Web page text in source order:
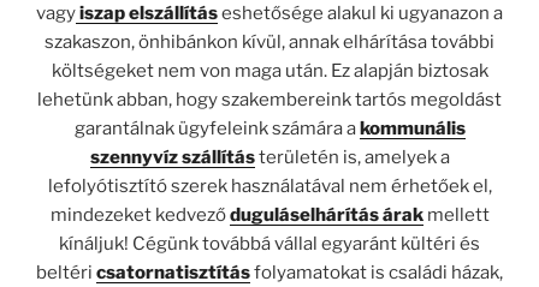
vagyiszap elszállításeshetősége alakul ki ugyanazon a
szakaszon, önhibánkon kívül, annak elhárítása további
költségeket nem von maga után. Ez alapján biztosak
lehetünk abban, hogy szakembereink tartós megoldást
garantálnak ügyfeleink számára akommunális
szennyvíz szállításterületén is, amelyek a
lefolyótisztító szerek használatával nem érhetőek el,
mindezeket kedveződuguláselhárítás árakmellett
kínáljuk! Cégünk továbbá vállal egyaránt kültéri és
beltéri csatornatisztításfolyamatokat is családi házak,